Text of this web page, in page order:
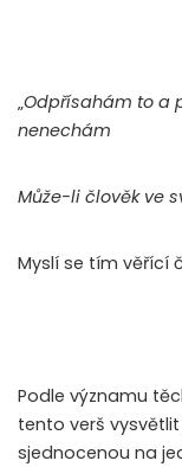
„Odpřísahám to a
nenechám
Může-li člověk ve
Myslí se tím věřící
Podle významu
tento verš
sjednocenou na